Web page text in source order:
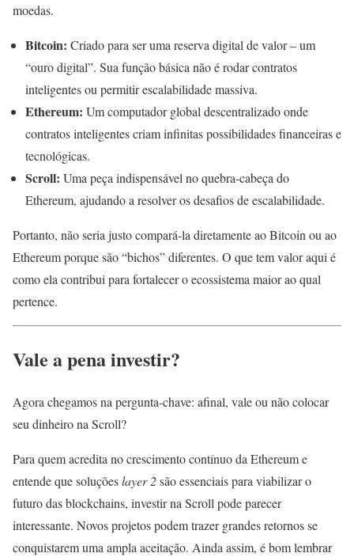
moedas.
Bitcoin: Criado para ser uma reserva digital de valor – um
“ouro digital”. Sua função básica não é rodar contratos
inteligentes ou permitir escalabilidade massiva.
Ethereum: Um computador global descentralizado onde
contratos inteligentes criam infinitas possibilidades financeiras e
tecnológicas.
Scroll: Uma peça indispensável no quebra-cabeça do
Ethereum, ajudando a resolver os desafios de escalabilidade.
Portanto, não seria justo compará-la diretamente ao Bitcoin ou ao
Ethereum porque são “bichos” diferentes. O que tem valor aqui é
como ela contribui para fortalecer o ecossistema maior ao qual
pertence.
Vale a pena investir?
Agora chegamos na pergunta-chave: afinal, vale ou não colocar
seu dinheiro na Scroll?
Para quem acredita no crescimento contínuo da Ethereum e
entende que soluçõeslayer 2são essenciais para viabilizar o
futuro das blockchains, investir na Scroll pode parecer
interessante. Novos projetos podem trazer grandes retornos se
conquistarem uma ampla aceitação. Ainda assim, é bom lembrar